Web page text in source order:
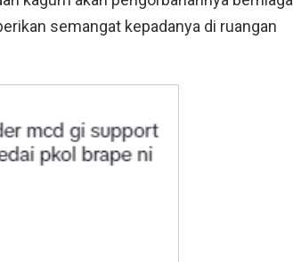
semangat kepadanya di ruangan